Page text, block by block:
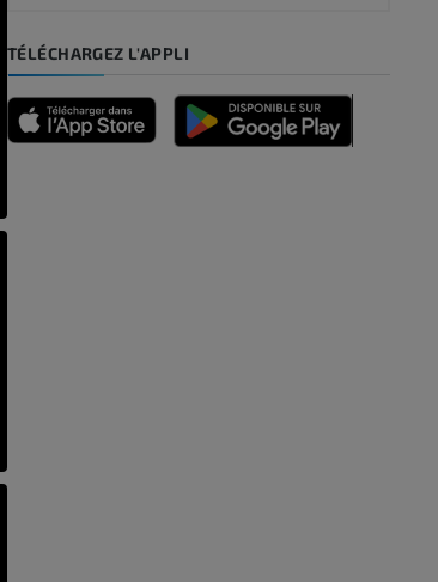
TÉLÉCHARGEZ L'APPLI